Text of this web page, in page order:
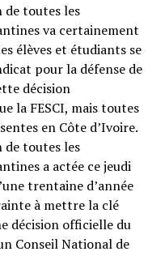
de toutes les
va certainement
élèves et étudiants se
pour la défense de
décision
la FESCI, mais toutes
en Côte d’Ivoire.
de toutes les
a actée ce jeudi
trentaine d’année
à mettre la clé
décision officielle du
Conseil National de